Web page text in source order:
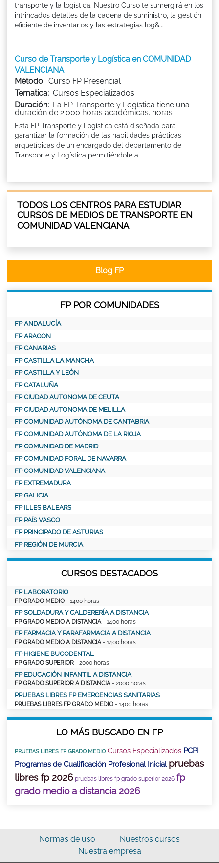
transporte y la logística. Nuestro Curso te sumergirá en los
intrincados detalles de la cadena de suministro, la gestión
eficiente de inventarios y las estrategias log&...
Curso de Transporte y Logística en COMUNIDAD
VALENCIANA
Método: Curso FP Presencial
Tematica: Cursos Especializados
Duración: La FP Transporte y Logística tiene una
duración de 2.000 horas académicas. horas
Esta FP Transporte y Logística está diseñada para
garantizar la formación de las habilidades prácticas
arquetípicas de un encargado del departamento de
Transporte y Logística permitiéndole a ...
TODOS LOS CENTROS PARA ESTUDIAR
CURSOS DE MEDIOS DE TRANSPORTE EN
COMUNIDAD VALENCIANA
Blog FP
FP POR COMUNIDADES
FP ANDALUCÍA
FP ARAGÓN
FP CANARIAS
FP CASTILLA LA MANCHA
FP CASTILLA Y LEÓN
FP CATALUÑA
FP CIUDAD AUTONOMA DE CEUTA
FP CIUDAD AUTONOMA DE MELILLA
FP COMUNIDAD AUTÓNOMA DE CANTABRIA
FP COMUNIDAD AUTÓNOMA DE LA RIOJA
FP COMUNIDAD DE MADRID
FP COMUNIDAD FORAL DE NAVARRA
FP COMUNIDAD VALENCIANA
FP EXTREMADURA
FP GALICIA
FP ILLES BALEARS
FP PAÍS VASCO
FP PRINCIPADO DE ASTURIAS
FP REGIÓN DE MURCIA
CURSOS DESTACADOS
FP LABORATORIO
FP GRADO MEDIO - 1400 horas
FP SOLDADURA Y CALDERERÍA A DISTANCIA
FP GRADO MEDIO A DISTANCIA - 1400 horas
FP FARMACIA Y PARAFARMACIA A DISTANCIA
FP GRADO MEDIO A DISTANCIA - 1400 horas
FP HIGIENE BUCODENTAL
FP GRADO SUPERIOR - 2000 horas
FP EDUCACIÓN INFANTIL A DISTANCIA
FP GRADO SUPERIOR A DISTANCIA - 2000 horas
PRUEBAS LIBRES FP EMERGENCIAS SANITARIAS
PRUEBAS LIBRES FP GRADO MEDIO - 1400 horas
LO MÁS BUSCADO EN FP
PRUEBAS LIBRES FP GRADO MEDIO Cursos Especializados PCPI
Programas de Cualificación Profesional Inicial pruebas
libres fp 2026 pruebas libres fp grado superior 2026 fp
grado medio a distancia 2026
Normas de uso
Nuestros cursos
Nuestra empresa